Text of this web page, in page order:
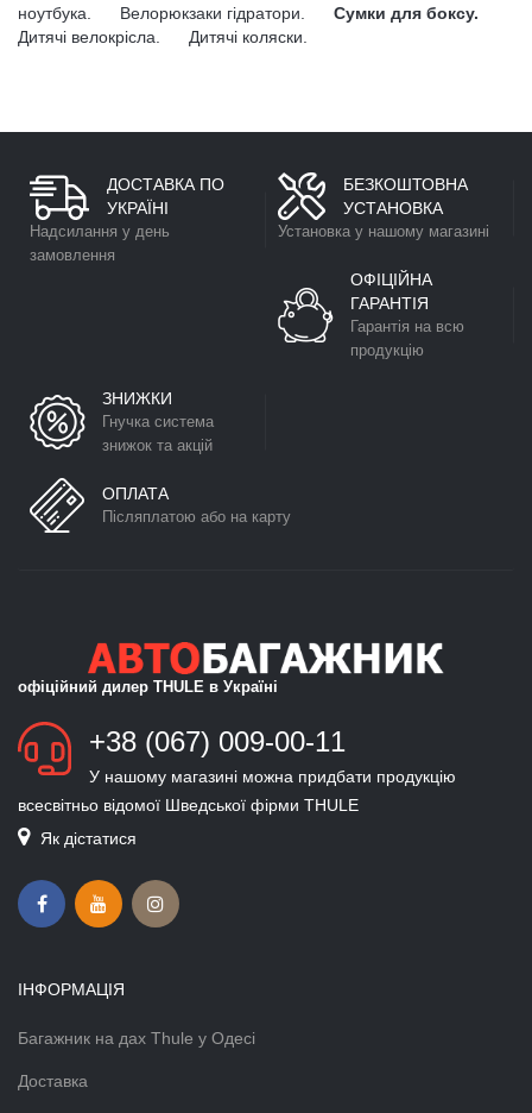
ноутбука.
Велорюкзаки гідратори.
Сумки для боксу.
Дитячі велокрісла.
Дитячі коляски.
ДОСТАВКА ПО
УКРАЇНІ
Надсилання у день
замовлення
БЕЗКОШТОВНА
УСТАНОВКА
Установка у нашому магазині
ОФІЦІЙНА
ГАРАНТІЯ
Гарантія на всю
продукцію
ЗНИЖКИ
Гнучка система
знижок та акцій
ОПЛАТА
Післяплатою або на карту
офіційний дилер THULE в Україні
+38 (067) 009-00-11
У нашому магазині можна придбати продукцію
всесвітньо відомої Шведської фірми THULE
Як дістатися
ІНФОРМАЦІЯ
Багажник на дах Thule у Одесі
Доставка